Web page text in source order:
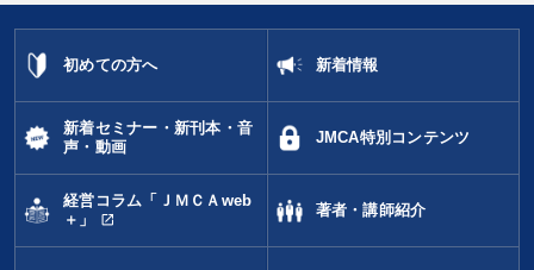
初めての方へ 新着情報
新着セミナー・新刊本・音
声・動画
JMCA特別コンテンツ
経営コラム「ＪＭＣＡweb
＋」
open_in_new
著者・講師紹介